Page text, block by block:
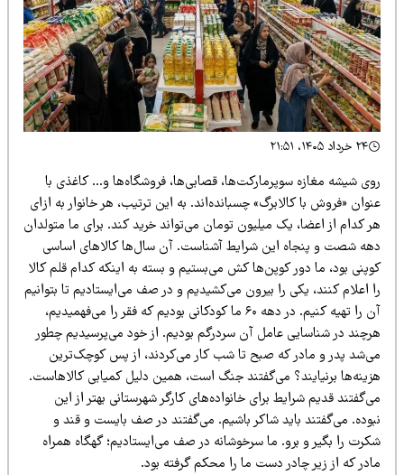
شیشه مغازه سوپرمارکت‌ها، قصابی‌ها، فروشگاه‌ها و… کاغذی با
«فروش با کالابرگ» چسبانده‌اند. به این ترتیب، هر خانوار به ازای
کدام از اعضا، یک میلیون تومان می‌تواند خرید کند. برای ما متولدان
شصت و پنجاه این شرایط آشناست. آن سال‌ها کالاهای اساسی
بود، ما دور کوپن‌ها کش می‌بستیم و بسته به اینکه کدام قلم کالا
اعلام کنند، یکی را بیرون می‌کشیدیم و در صف می‌ایستادیم تا بتوانیم
آن را تهیه کنیم. در دهه ۶۰ ما کودکانی بودیم که فقر را می‌فهمیدیم،
در شناسایی عامل آن سردرگم بودیم. از خود می‌پرسیدیم چطور
پدر و مادر که صبح تا شب کار می‌کردند، از پس کوچک‌ترین
برنیایند؟ می‌گفتند جنگ است، همین دلیل کمیابی کالاهاست.
قدیم شرایط برای خانواده‌های کارگر شهرستانی بهتر از این
می‌گفتند باید شاکر باشیم. می‌گفتند در صف بایست و قند و
را بگیر و برو. ما سرخوشانه در صف می‌ایستادیم؛ گهگاه همراه
که از زیر چادر دست ما را محکم گرفته بود.